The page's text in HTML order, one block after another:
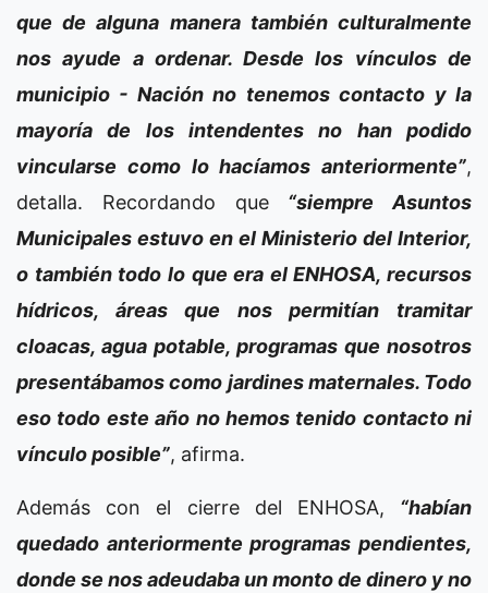
que de alguna manera también culturalmente
nos ayude a ordenar. Desde los vínculos de
municipio - Nación no tenemos contacto y la
mayoría de los intendentes no han podido
vincularse como lo hacíamos anteriormente”,
detalla. Recordando que “siempre Asuntos
Municipales estuvo en el Ministerio del Interior,
o también todo lo que era el ENHOSA, recursos
hídricos, áreas que nos permitían tramitar
cloacas, agua potable, programas que nosotros
presentábamos como jardines maternales. Todo
eso todo este año no hemos tenido contacto ni
vínculo posible”, afirma.
Además con el cierre del ENHOSA, “habían
quedado anteriormente programas pendientes,
donde se nos adeudaba un monto de dinero y no